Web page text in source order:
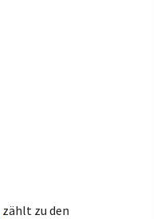
zählt zu den